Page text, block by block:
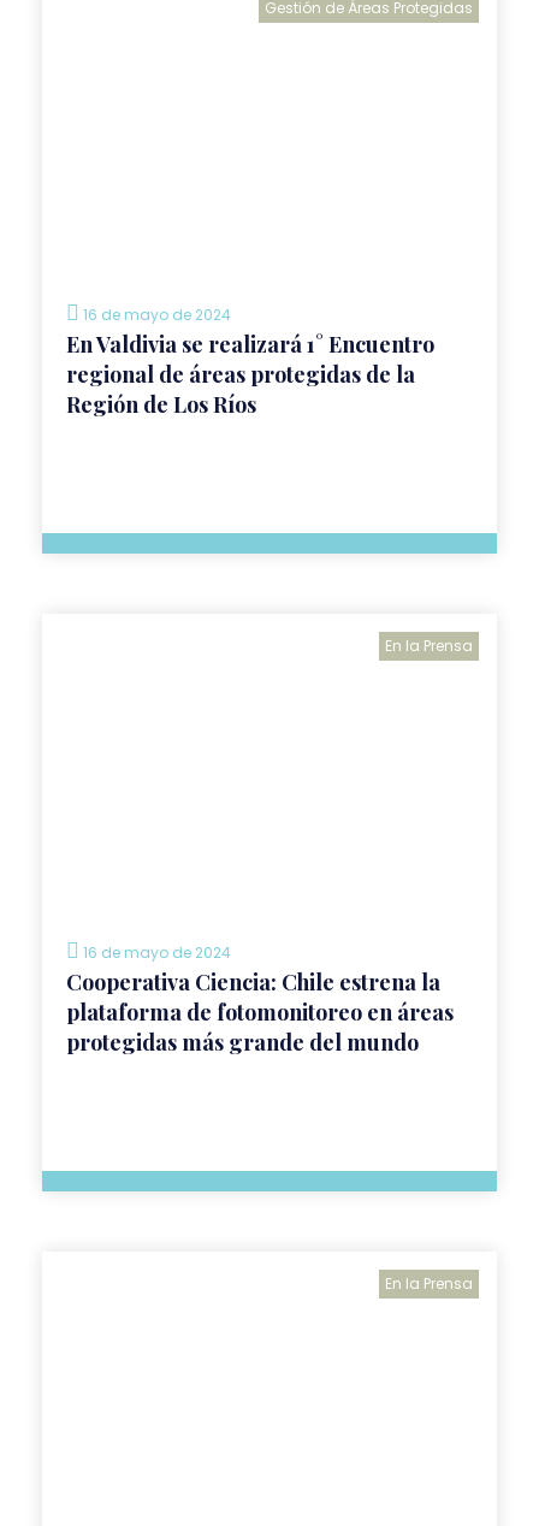
Gestión de Áreas Protegidas
16 de mayo de 2024
En Valdivia se realizará 1° Encuentro
regional de áreas protegidas de la
Región de Los Ríos
En la Prensa
16 de mayo de 2024
Cooperativa Ciencia: Chile estrena la
plataforma de fotomonitoreo en áreas
protegidas más grande del mundo
En la Prensa